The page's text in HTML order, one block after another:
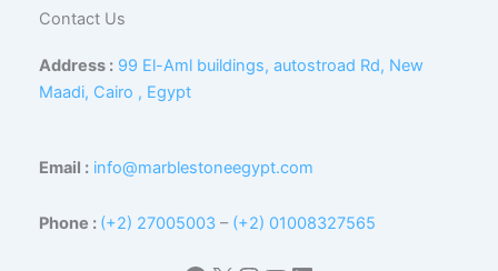
Contact Us
Address : 99 El-Aml buildings, autostroad Rd, New
Maadi, Cairo , Egypt
Email : info@marblestoneegypt.com
Phone : (+2) 27005003 – (+2) 01008327565